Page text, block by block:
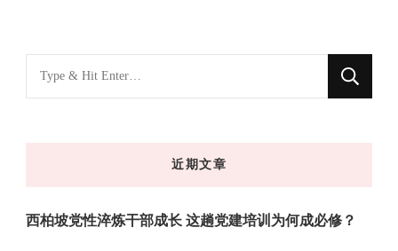
什
近期文章
西柏坡党性淬炼干部成长 这趟党建培训为何成必修？